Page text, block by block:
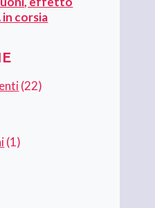
corsia
(22)
(1)